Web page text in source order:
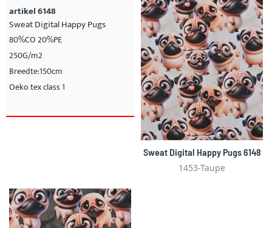
artikel 6148
Sweat Digital Happy Pugs
80%CO 20%PE
250G/m2
Breedte:150cm
Oeko tex class 1
Sweat Digital Happy Pugs 6148
1453-Taupe